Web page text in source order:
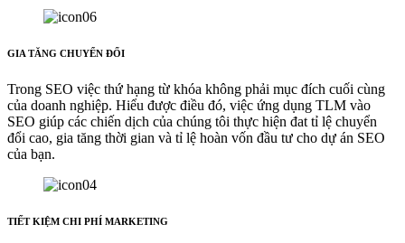
GIA TĂNG CHUYỂN ĐỔI
Trong SEO việc thứ hạng từ khóa không phải mục đích cuối cùng
của doanh nghiệp. Hiểu được điều đó, việc ứng dụng TLM vào
SEO giúp các chiến dịch của chúng tôi thực hiện đat tỉ lệ chuyển
đổi cao, gia tăng thời gian và tỉ lệ hoàn vốn đầu tư cho dự án SEO
của bạn.
TIẾT KIỆM CHI PHÍ MARKETING